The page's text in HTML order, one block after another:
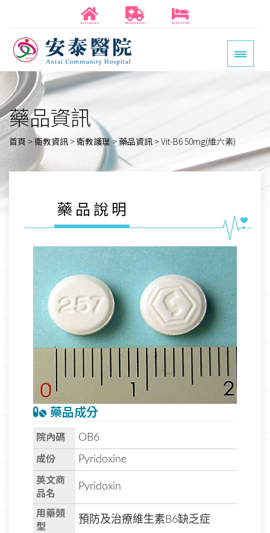
藥品資訊
首頁 >衛教資訊 >衛教護理> 藥品資訊 >Vit-B6 50mg(維六素)
藥品說明
藥品成分
院內碼 OB6
成份 Pyridoxine
英文商
品名
Pyridoxin
用藥類
型
預防及治療維生素B6缺乏症